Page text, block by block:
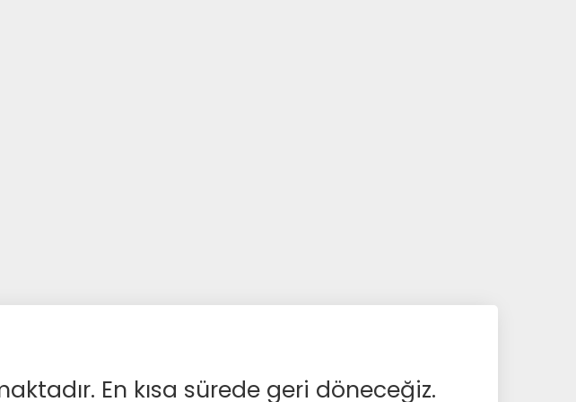
En kısa sürede geri döneceğiz.